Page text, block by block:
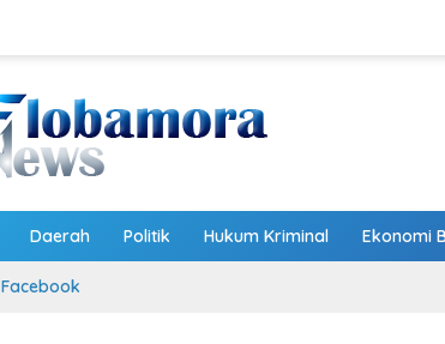
Daerah Politik Hukum Kriminal Ekonomi
Facebook